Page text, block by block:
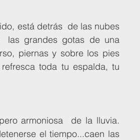
las grandes gotas de una
piernas y sobre los pies
toda tu espalda, tu
el tiempo...caen las